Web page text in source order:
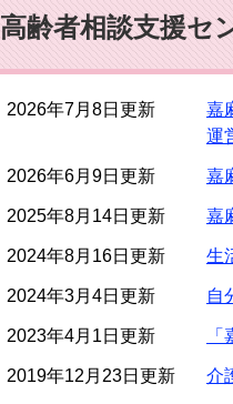
高齢者相談支援セ
2026年7月8日更新
嘉
運
2026年6月9日更新 嘉
2025年8月14日更新 嘉
2024年8月16日更新 生
2024年3月4日更新 自
2023年4月1日更新
2019年12月23日更新 介